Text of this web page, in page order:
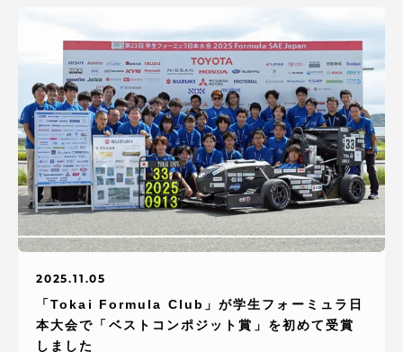
2025.11.05
「Tokai Formula Club」が学生フォーミュラ日
本大会で「ベストコンポジット賞」を初めて受賞
しました